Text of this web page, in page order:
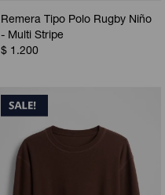
Remera Tipo Polo Rugby Niño
- Multi Stripe
$ 1.200